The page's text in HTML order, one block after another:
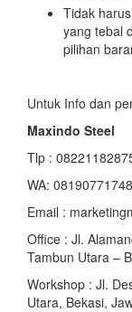
Tidak
yang tebal
pilihan
Untuk Info dan
Maxindo Steel
Tlp :
WA:
Email :
Office : Jl.
Tambun Utara –
Workshop : Jl.
Utara, Bekasi,